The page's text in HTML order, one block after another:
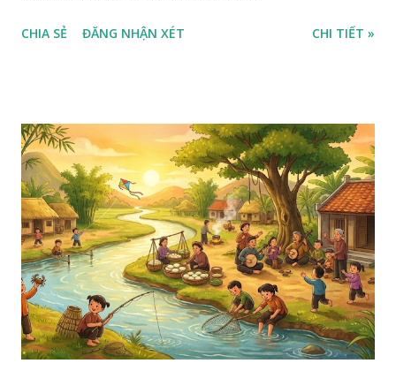
CHIA SẺ ĐĂNG NHẬN XÉT CHI TIẾT »